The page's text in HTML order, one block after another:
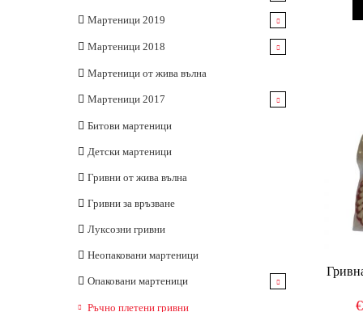
Пликчета
Вълнени прежди
Акрилни прежди
Шнурове за мартеници
Мартеници 2019
Неопаковани мартеници
Опаковани мартеници
Матераили за ръчна изработка
Пръстени
Мартеници 2018
Неопаковани
Мартеници от жива вълна
Мартеници 2017
За закичване
Гривни
Сувенири
Офис мартеници
Битови мартеници
Детски мартеници
Гривни от жива вълна
Гривни за връзване
Луксозни гривни
Неопаковани мартеници
Опаковани мартеници
Мартеници за закачване
Ръчно плетени гривни